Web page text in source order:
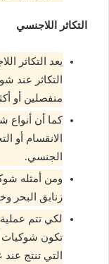
التكاثر اللاجنسي
يعد التكاثر
التكاثر عند
منفصلين أو
كما أن أنواع
الانقسام أو
الجنسي.
ومن أمثله
زنابق البحر
لكي تتم
تكون شوكيات
التي تنتج